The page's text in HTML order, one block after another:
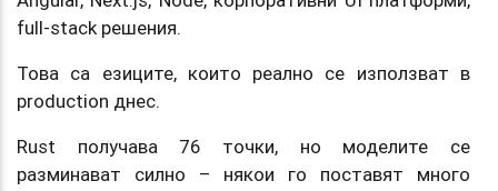
full-stack решения.
Това са езиците, които реално се използват в
production днес.
Rust получава 76 точки, но моделите се
разминават силно – някои го поставят много